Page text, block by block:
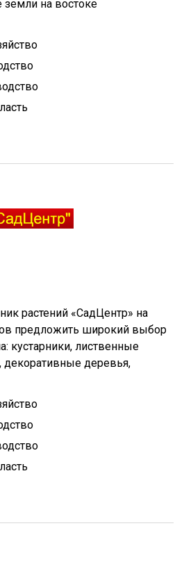
земли на востоке
растений «СадЦентр» на
предложить широкий выбор
кустарники, лиственные
деревья,